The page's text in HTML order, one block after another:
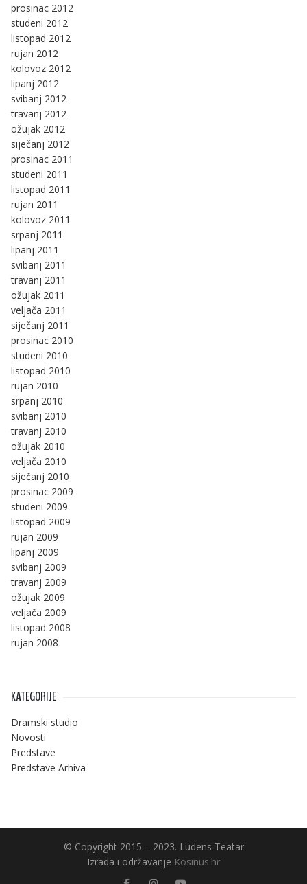
prosinac 2012
studeni 2012
listopad 2012
rujan 2012
kolovoz 2012
lipanj 2012
svibanj 2012
travanj 2012
ožujak 2012
siječanj 2012
prosinac 2011
studeni 2011
listopad 2011
rujan 2011
kolovoz 2011
srpanj 2011
lipanj 2011
svibanj 2011
travanj 2011
ožujak 2011
veljača 2011
siječanj 2011
prosinac 2010
studeni 2010
listopad 2010
rujan 2010
srpanj 2010
svibanj 2010
travanj 2010
ožujak 2010
veljača 2010
siječanj 2010
prosinac 2009
studeni 2009
listopad 2009
rujan 2009
lipanj 2009
svibanj 2009
travanj 2009
ožujak 2009
veljača 2009
listopad 2008
rujan 2008
KATEGORIJE
Dramski studio
Novosti
Predstave
Predstave Arhiva
© Copyright 2015. - 2023. Ludens Teatar
Izrada i održavanje Kosinus.hr